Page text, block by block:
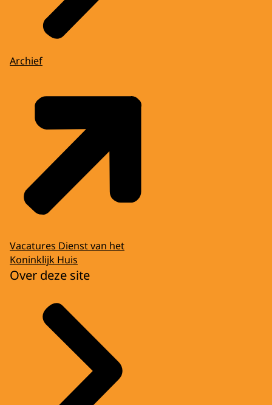
Archief
Vacatures Dienst van het
Koninklijk Huis
Over deze site